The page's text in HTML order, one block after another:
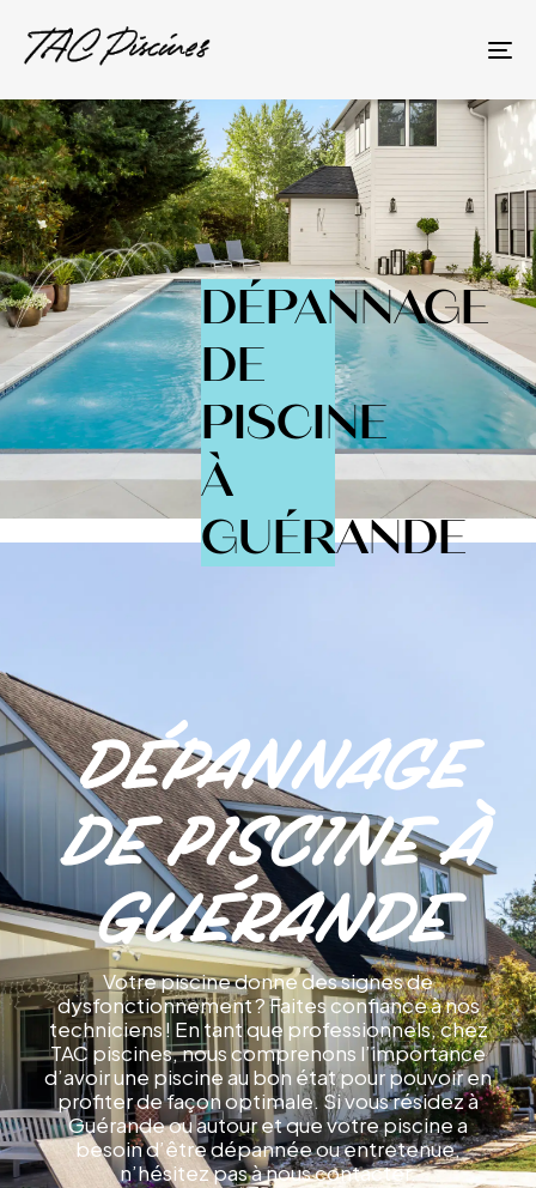
DÉPANNAGE
DE
PISCINE
À
GUÉRANDE
Dépannage
de piscine à
Guérande
Votre piscine donne des signes de
dysfonctionnement ? Faites confiance à nos
techniciens ! En tant que professionnels, chez
TAC piscines, nous comprenons l’importance
d’avoir une piscine au bon état pour pouvoir en
profiter de façon optimale. Si vous résidez à
Guérande ou autour et que votre piscine a
besoin d’être dépannée ou entretenue,
n’hésitez pas à nous contacter.